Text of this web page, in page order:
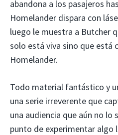
abandona a los pasajeros
Homelander dispara con
luego le muestra a Butcher
solo está viva sino que está
Homelander.
Todo material fantástico y
una serie irreverente que
una audiencia que aún no lo
punto de experimentar algo